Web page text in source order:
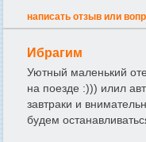
написать отзыв или
Ибрагим
Уютный маленький
на поезде :))) илил
завтраки и
будем